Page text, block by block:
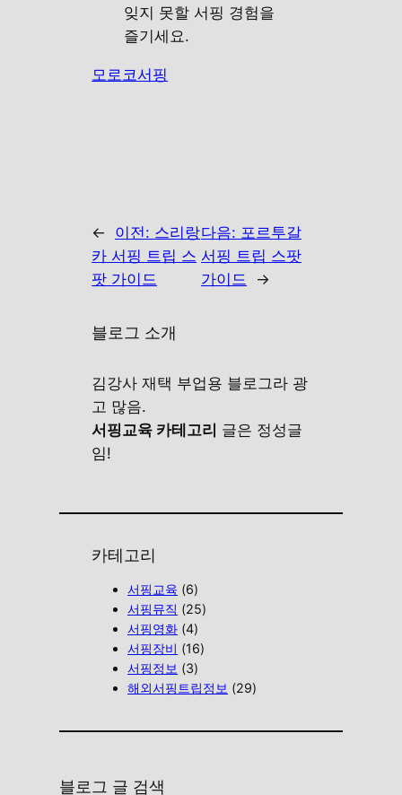
잊지 못할 서핑 경험을
즐기세요.
모로코서핑
← 이전: 스리랑
카 서핑 트립 스
팟 가이드
다음: 포르투갈
서핑 트립 스팟
가이드
→
블로그 소개
김강사 재택 부업용 블로그라 광
고 많음.
서핑교육 카테고리 글은 정성글
임!
카테고리
서핑교육 (6)
서핑뮤직 (25)
서핑영화 (4)
서핑장비 (16)
서핑정보 (3)
해외서핑트립정보 (29)
블로그 글 검색